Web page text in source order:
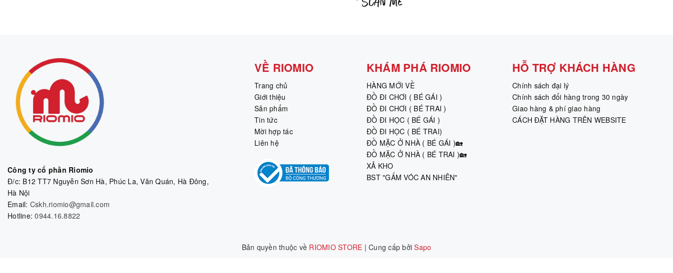
Công ty cổ phần Riomio
Đ/c: B12 TT7 Nguyễn Sơn Hà, Phúc La, Văn Quán, Hà Đông,
Hà Nội
Email: Cskh.riomio@gmail.com
Hotline:0944.16.8822
VỀ RIOMIO
Trang chủ
Giới thiệu
Sản phẩm
Tin tức
Mời hợp tác
Liên hệ
KHÁM PHÁ RIOMIO
HÀNG MỚI VỀ
ĐỒ ĐI CHƠI ( BÉ GÁI )
ĐỒ ĐI CHƠI ( BÉ TRAI )
ĐỒ ĐI HỌC ( BÉ GÁI )
ĐỒ ĐI HỌC ( BÉ TRAI)
ĐỒ MẶC Ở NHÀ ( BÉ GÁI )🏡
ĐỒ MẶC Ở NHÀ ( BÉ TRAI )🏡
XẢ KHO
BST "GẤM VÓC AN NHIÊN"
HỖ TRỢ KHÁCH HÀNG
Chính sách đại lý
Chính sách đổi hàng trong 30 ngày
Giao hàng & phí giao hàng
CÁCH ĐẶT HÀNG TRÊN WEBSITE
Bản quyền thuộc về RIOMIO STORE |Cung cấp bởiSapo